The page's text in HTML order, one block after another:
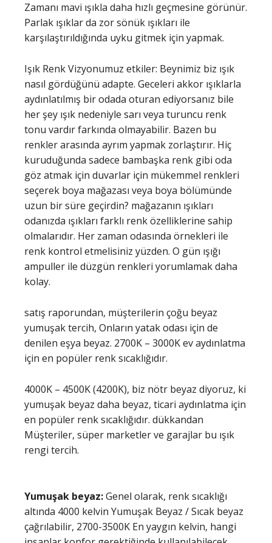
Zamanı mavi ışıkla daha hızlı geçmesine görünür.
Parlak ışıklar da zor sönük ışıkları ile
karşılaştırıldığında uyku gitmek için yapmak.
Işık Renk Vizyonumuz etkiler: Beynimiz biz ışık
nasıl gördüğünü adapte. Geceleri akkor ışıklarla
aydınlatılmış bir odada oturan ediyorsanız bile
her şey ışık nedeniyle sarı veya turuncu renk
tonu vardır farkında olmayabilir. Bazen bu
renkler arasında ayrım yapmak zorlaştırır. Hiç
kuruduğunda sadece bambaşka renk gibi oda
göz atmak için duvarlar için mükemmel renkleri
seçerek boya mağazası veya boya bölümünde
uzun bir süre geçirdin? mağazanın ışıkları
odanızda ışıkları farklı renk özelliklerine sahip
olmalarıdır. Her zaman odasında örnekleri ile
renk kontrol etmelisiniz yüzden. O gün ışığı
ampuller ile düzgün renkleri yorumlamak daha
kolay.
satış raporundan, müşterilerin çoğu beyaz
yumuşak tercih, Onların yatak odası için de
denilen eşya beyaz. 2700K – 3000K ev aydınlatma
için en popüler renk sıcaklığıdır.
4000K – 4500K (4200K), biz nötr beyaz diyoruz, ki
yumuşak beyaz daha beyaz, ticari aydınlatma için
en popüler renk sıcaklığıdır. dükkandan
Müşteriler, süper marketler ve garajlar bu ışık
rengi tercih.
Yumuşak beyaz:Genel olarak, renk sıcaklığı
altında 4000 kelvin Yumuşak Beyaz / Sıcak beyaz
çağrılabilir, 2700-3500K En yaygın kelvin, hangi